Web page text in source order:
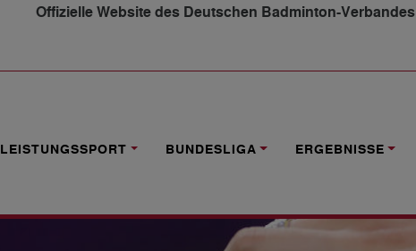
Offizielle Website des Deutschen Badminton-Verbandes
LEISTUNGSSPORT BUNDESLIGA ERGEBNISSE